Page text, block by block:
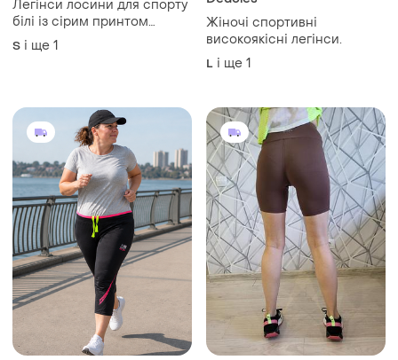
Легінси лосини для спорту
білі із сірим принтом
абстракція
S і ще 1
Жіночі спортивні
високоякісні легінси.
L і ще 1